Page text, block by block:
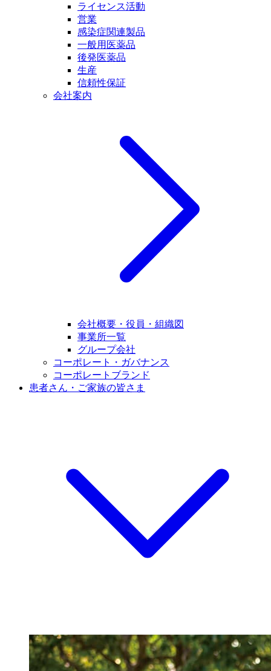
ライセンス活動
営業
感染症関連製品
一般用医薬品
後発医薬品
生産
信頼性保証
会社案内
会社概要・役員・組織図
事業所一覧
グループ会社
コーポレート・ガバナンス
コーポレートブランド
患者さん・ご家族の皆さま